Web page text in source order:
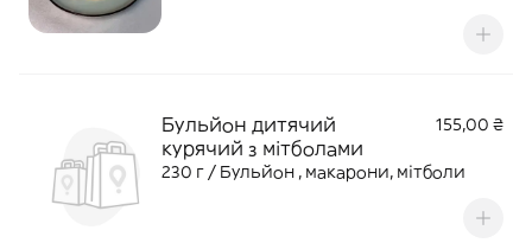
Бульйон дитячий
курячий з мітболами
155,00 ₴
230 г / Бульйон , макарони, мітболи